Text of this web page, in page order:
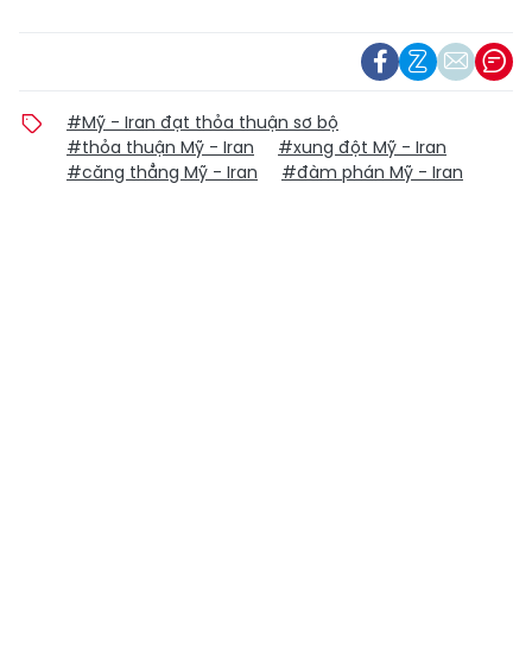
#Mỹ - Iran đạt thỏa thuận sơ bộ
#thỏa thuận Mỹ - Iran
#xung đột Mỹ - Iran
#căng thẳng Mỹ - Iran
#đàm phán Mỹ - Iran